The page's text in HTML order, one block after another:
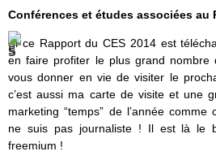
Conférences et études associées au
Si ce Rapport du CES 2014 est
en faire profiter le plus grand nombre
vous donner en vie de visiter le
c’est aussi ma carte de visite et une
marketing “temps” de l’année
ne suis pas journaliste ! Il est là le
freemium !